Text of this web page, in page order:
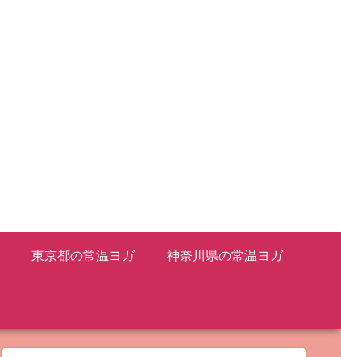
東京都の常温ヨガ 神奈川県の常温ヨガ